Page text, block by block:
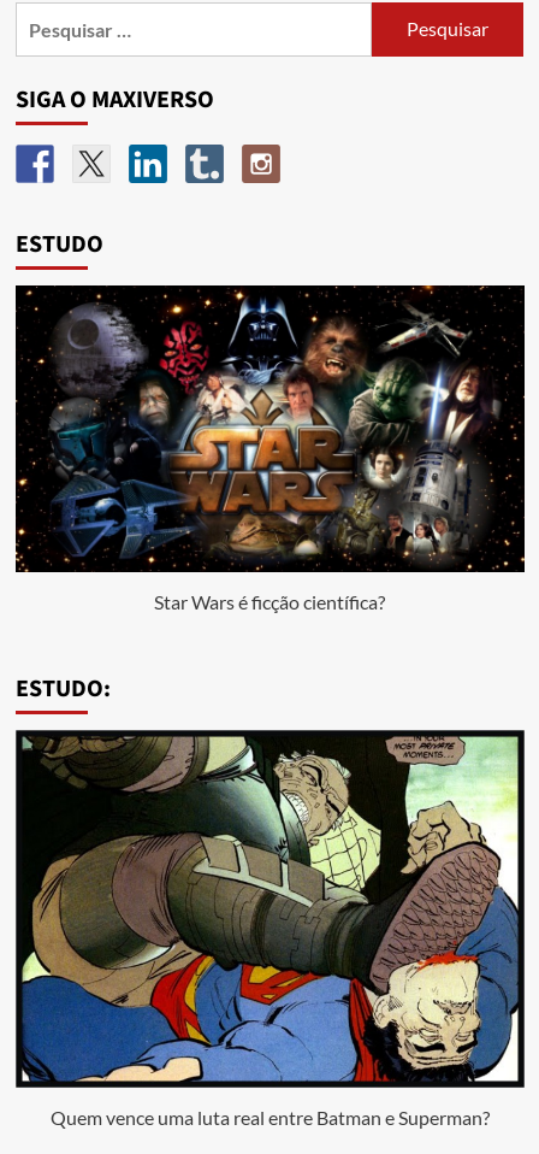
SIGA O MAXIVERSO
ESTUDO
Star Wars é ficção científica?
ESTUDO:
Quem vence uma luta real entre Batman e Superman?